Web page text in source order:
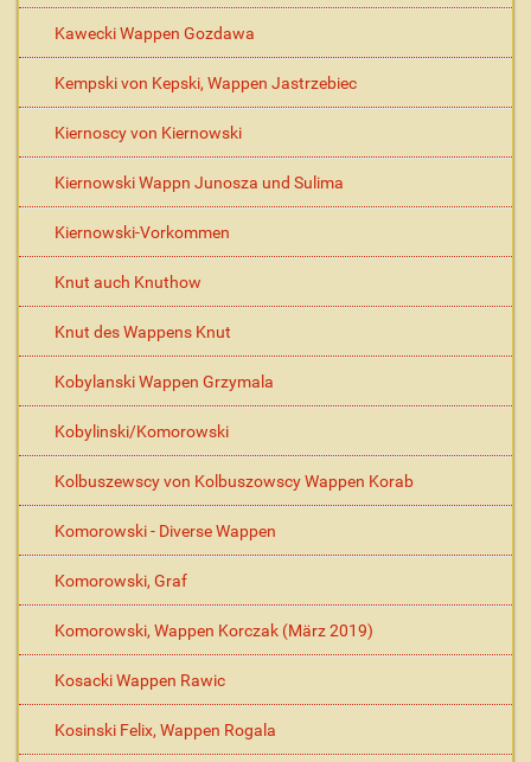
Kawecki Wappen Gozdawa
Kempski von Kepski, Wappen Jastrzebiec
Kiernoscy von Kiernowski
Kiernowski Wappn Junosza und Sulima
Kiernowski-Vorkommen
Knut auch Knuthow
Knut des Wappens Knut
Kobylanski Wappen Grzymala
Kobylinski/Komorowski
Kolbuszewscy von Kolbuszowscy Wappen Korab
Komorowski - Diverse Wappen
Komorowski, Graf
Komorowski, Wappen Korczak (März 2019)
Kosacki Wappen Rawic
Kosinski Felix, Wappen Rogala